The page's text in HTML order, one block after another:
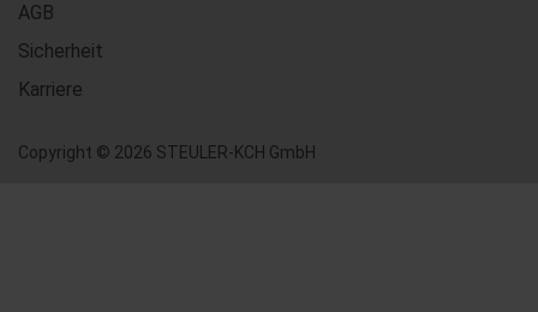
AGB
Sicherheit
Karriere
Copyright © 2026 STEULER-KCH GmbH